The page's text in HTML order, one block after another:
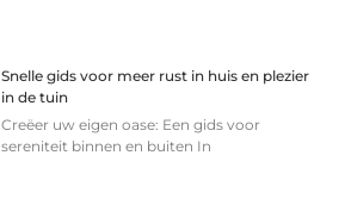
Snelle gids voor meer rust in huis en plezier
in de tuin
Creëer uw eigen oase: Een gids voor
sereniteit binnen en buiten In